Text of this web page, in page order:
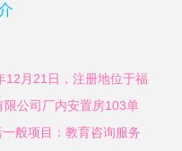
12月21日，注册地位于福
公司厂内安置房103单
般项目：教育咨询服务